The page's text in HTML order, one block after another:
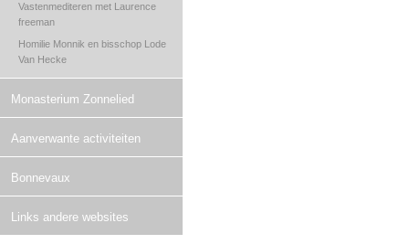
Vastenmediteren met Laurence
freeman
Homilie Monnik en bisschop Lode
Van Hecke
Monasterium Zonnelied
Aanverwante activiteiten
Bonnevaux
Links andere websites